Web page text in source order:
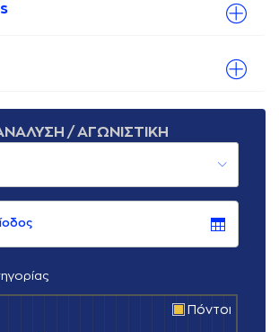
/ ΑΓΩΝΙΣΤΙΚΗ
Πόντοι